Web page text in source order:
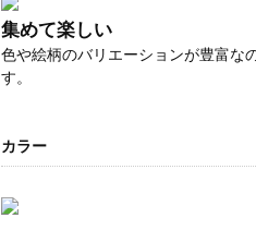
集めて楽しい
色や絵柄のバリエーションが豊富な
す。
カラー